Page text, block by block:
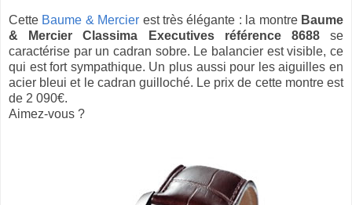
Cette Baume & Mercier est très élégante : la montre Baume
& Mercier
Classima Executives référence 8688se
caractérise par un cadran sobre. Le balancier est visible, ce
qui est fort sympathique. Un plus aussi pour les aiguilles en
acier bleui et le cadran guilloché. Le prix de cette montre est
de 2 090€.
Aimez-vous ?